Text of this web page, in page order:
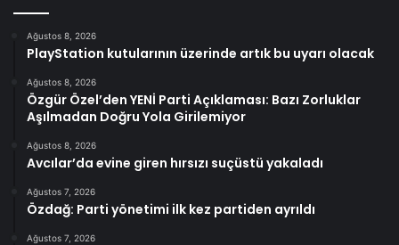
Ağustos 8, 2026
PlayStation kutularının üzerinde artık bu uyarı olacak
Ağustos 8, 2026
Özgür Özel’den YENİ Parti Açıklaması: Bazı Zorluklar
Aşılmadan Doğru Yola Girilemiyor
Ağustos 8, 2026
Avcılar’da evine giren hırsızı suçüstü yakaladı
Ağustos 7, 2026
Özdağ: Parti yönetimi ilk kez partiden ayrıldı
Ağustos 7, 2026